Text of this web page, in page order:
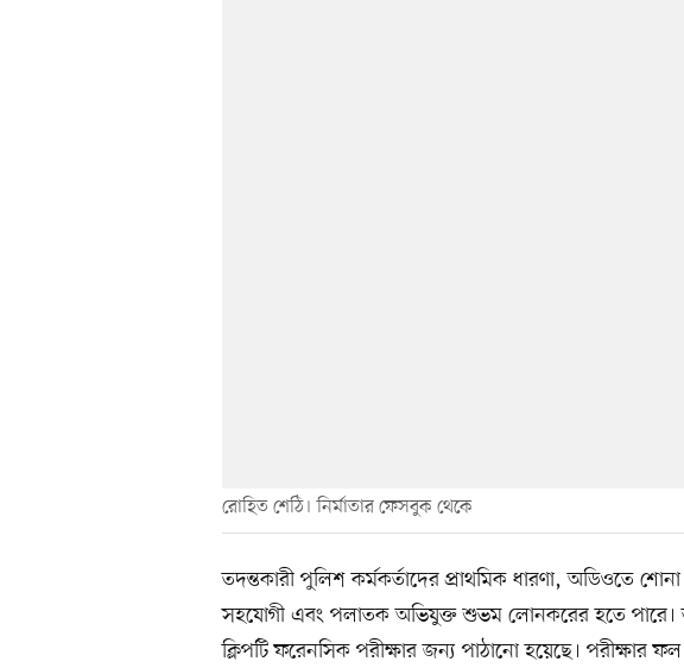
রোহিত শেঠি। নির্মাতার ফেসবুক থেকে
তদন্তকারী পুলিশ কর্মকর্তাদের প্রাথমিক ধারণা, অডিওতে শোনা
সহযোগী এবং পলাতক অভিযুক্ত শুভম লোনকরের হতে পারে।
ক্লিপটি ফরেনসিক পরীক্ষার জন্য পাঠানো হয়েছে। পরীক্ষার